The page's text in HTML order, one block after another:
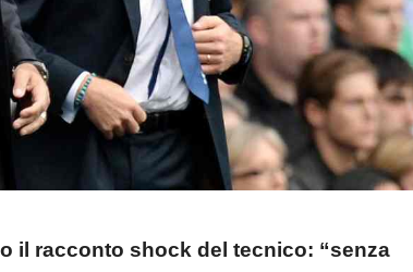
il racconto shock del tecnico: “senza